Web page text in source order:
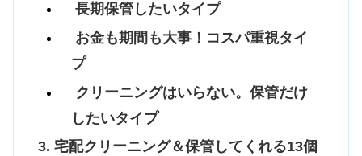
長期保管したいタイプ
お金も期間も大事！コスパ重視タイ
プ
クリーニングはいらない。保管だけ
したいタイプ
宅配クリーニング＆保管してくれる13個